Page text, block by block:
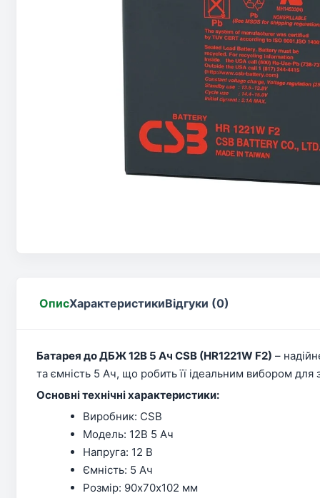
ОписХарактеристикиВідгуки (0)
Батарея до ДБЖ 12В 5 Ач CSB (HR1221W F2) –
та ємність 5 Ач, що робить її ідеальним вибором для
Основні технічні характеристики:
Виробник: CSB
Модель: 12В 5 Ач
Напруга: 12 В
Ємність: 5 Ач
Розмір: 90х70х102 мм